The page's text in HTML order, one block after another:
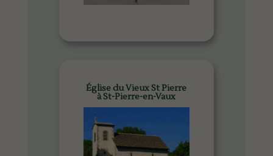
Église du Vieux St Pierre
à St-Pierre-en-Vaux